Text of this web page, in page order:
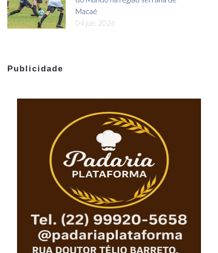
Macaé
04 jun, 2026
Publicidade